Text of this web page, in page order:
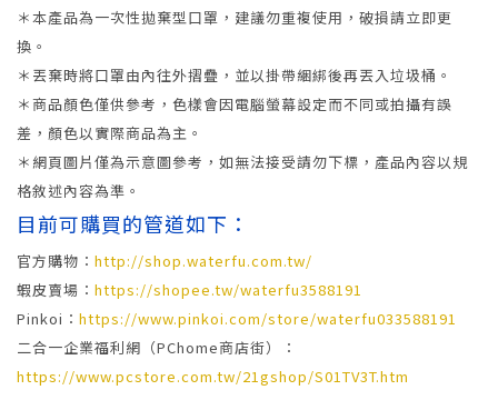
＊本產品為一次性拋棄型口罩，建議勿重複使用，破損請立即更
換。
＊丟棄時將口罩由內往外摺疊，並以掛帶綑綁後再丟入垃圾桶。
＊商品顏色僅供參考，色樣會因電腦螢幕設定而不同或拍攝有誤
差，顏色以實際商品為主。
＊網頁圖片僅為示意圖參考，如無法接受請勿下標，產品內容以規
格敘述內容為準。
目前可購買的管道如下：
官方購物： http://shop.waterfu.com.tw/
蝦皮賣場： https://shopee.tw/waterfu3588191
Pinkoi： https://www.pinkoi.com/store/waterfu033588191
二合一企業福利網（PChome商店街）：
https://www.pcstore.com.tw/21gshop/S01TV3T.htm